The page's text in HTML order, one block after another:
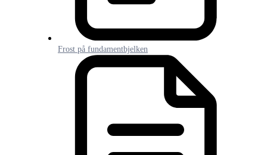
Frost på fundamentbjelken